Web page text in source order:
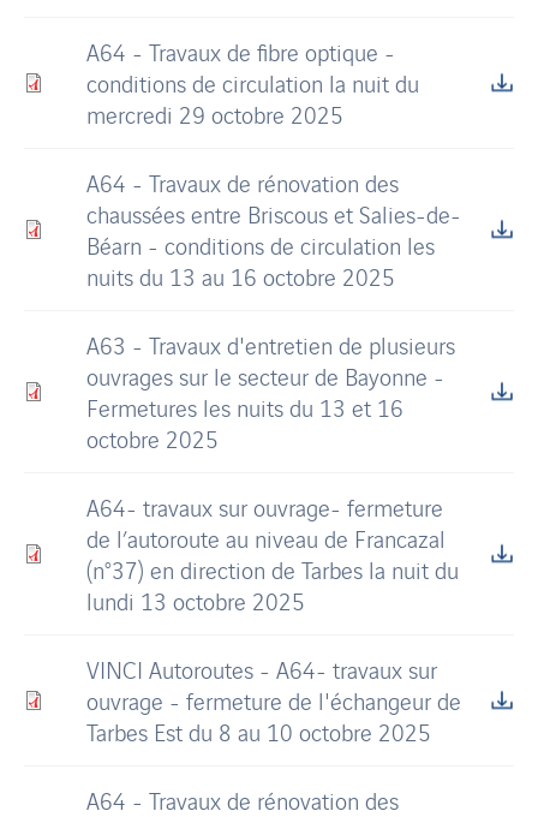
A64 - Travaux de fibre optique -
conditions de circulation la nuit du
mercredi 29 octobre 2025
A64 - Travaux de rénovation des
chaussées entre Briscous et Salies-de-
Béarn - conditions de circulation les
nuits du 13 au 16 octobre 2025
A63 - Travaux d'entretien de plusieurs
ouvrages sur le secteur de Bayonne -
Fermetures les nuits du 13 et 16
octobre 2025
A64- travaux sur ouvrage- fermeture
de l’autoroute au niveau de Francazal
(n°37) en direction de Tarbes la nuit du
lundi 13 octobre 2025
VINCI Autoroutes - A64- travaux sur
ouvrage - fermeture de l'échangeur de
Tarbes Est du 8 au 10 octobre 2025
A64 - Travaux de rénovation des